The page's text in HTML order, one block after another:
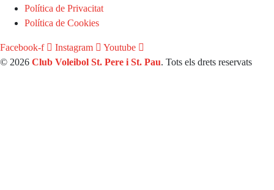
Política de Privacitat
Política de Cookies
Facebook-f Instagram
Youtube
© 2026 Club Voleibol St. Pere i St. Pau. Tots els drets reservats